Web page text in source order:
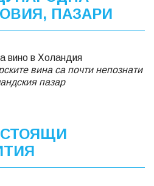
ПАЗАРИ
вино в Холандия
вина са почти непознати
пазар